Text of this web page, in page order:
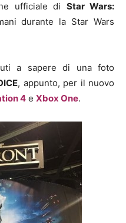
ufficiale di Star Wars:
durante la Star Wars
a sapere di una foto
, appunto, per il nuovo
4 e Xbox One.